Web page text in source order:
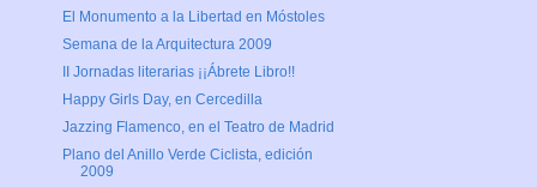
El Monumento a la Libertad en Móstoles
Semana de la Arquitectura 2009
II Jornadas literarias ¡¡Ábrete Libro!!
Happy Girls Day, en Cercedilla
Jazzing Flamenco, en el Teatro de Madrid
Plano del Anillo Verde Ciclista, edición
2009